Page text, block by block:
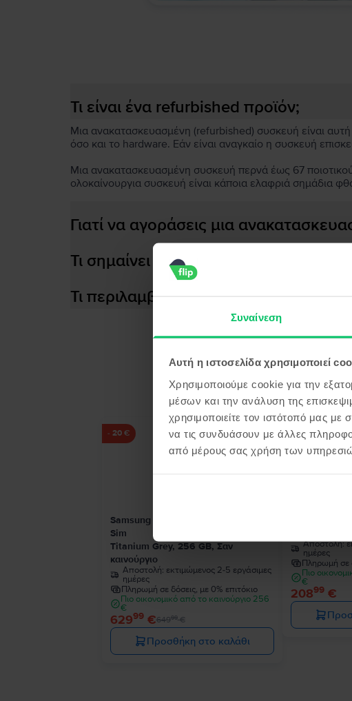
Συναίνεση
Αυτή η ιστοσελίδα χρησιμοποιεί
Χρησιμοποιούμε cookie για την
μέσων και την ανάλυση της
χρησιμοποιείτε τον ιστότοπό μας
να τις συνδυάσουν με άλλες
από μέρους σας χρήση των
Τι είναι ένα refurbished προϊόν;
Μια ανακατασκευασμένη (refurbished) συσκευή είναι αυτή
όσο και το hardware. Εάν είναι αναγκαίο η συσκευή
Μια ανακατασκευασμένη συσκευή περνά έως 67
ολοκαίνουργια συσκευή είναι κάποια ελαφριά σημάδια
Γιατί να αγοράσεις μια
Τι σημαίνει αποδοτική μπαταρία;
Τι περιλαμβάνεται στο κουτί της
- 20 €
Samsung Galaxy S24 Ultra 5G Dual
Sim
Titanium Grey, 256 GB, Σαν
καινούργιο
Αποστολή: εκτιμώμενος 2-5 εργάσιμες
ημέρες
Πληρωμή σε δόσεις, με 0% επιτόκιο
Πιο οικονομικό από το καινούργιο 256
€
62999€64999€
Προσθήκη στο καλάθι
Samsung
Αποστολή:
ημέρες
Πληρωμή σε
Πιο
€
20899€